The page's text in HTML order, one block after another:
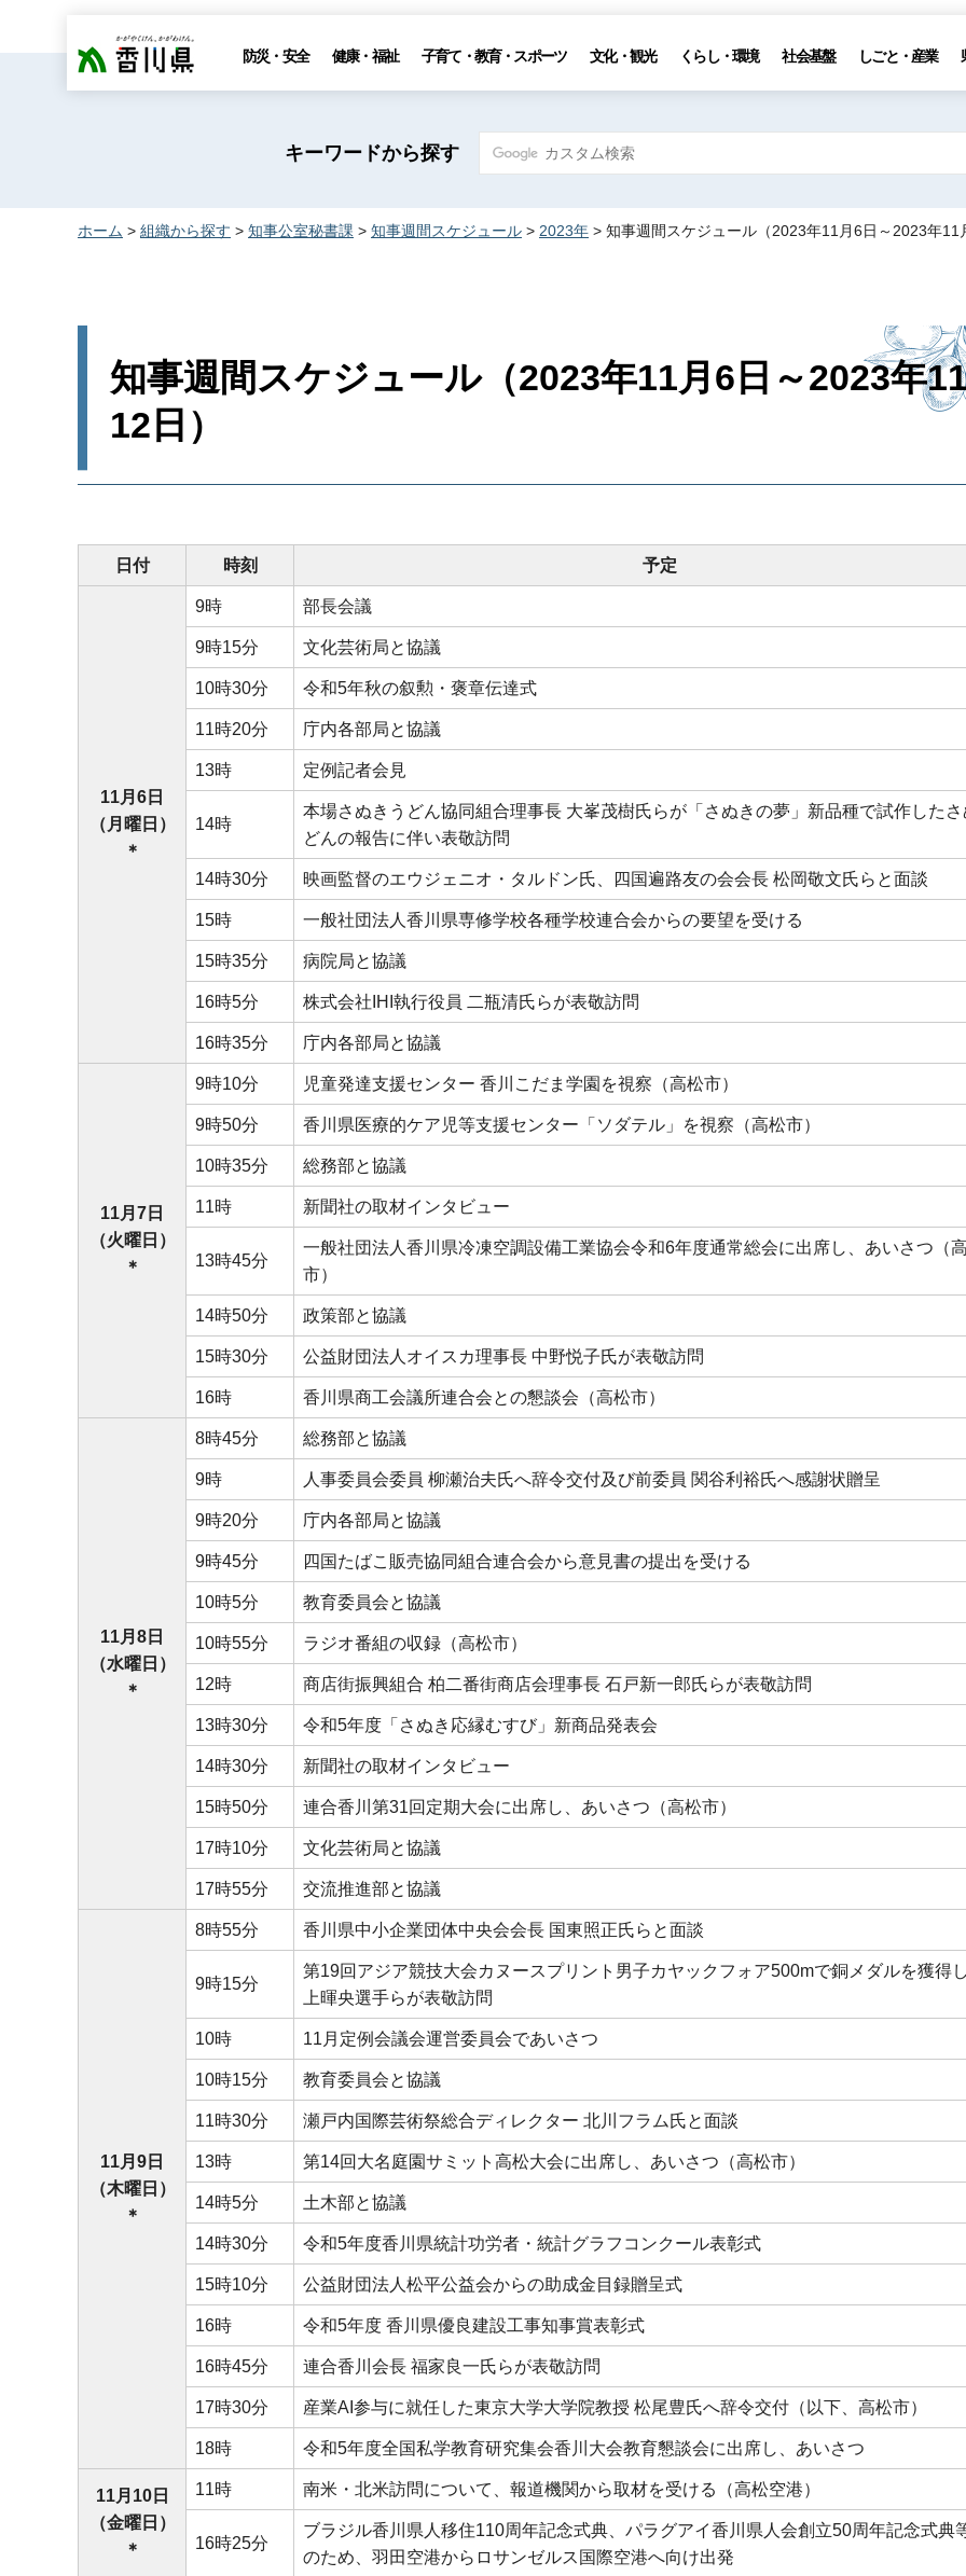
香川県 防災・安全 健康・福祉 子育て・教育・スポーツ 文化・観光 くらし・環境 社会基盤 しごと・産業
キーワードから探す
ホーム > 組織から探す > 知事公室秘書課 > 知事週間スケジュール > 2023年 > 知事週間スケジュール（2023年11月6日～2023年11
知事週間スケジュール（2023年11月6日～2023年
12日）
日付 時刻 予定
11月6日
（月曜日）
＊
9時 部長会議
9時15分 文化芸術局と協議
10時30分 令和5年秋の叙勲・褒章伝達式
11時20分 庁内各部局と協議
13時 定例記者会見
14時
本場さぬきうどん協同組合理事長 大峯茂樹氏らが「さぬきの夢」新品種で試作した
どんの報告に伴い表敬訪問
14時30分 映画監督のエウジェニオ・タルドン氏、四国遍路友の会会長 松岡敬文氏らと面談
15時 一般社団法人香川県専修学校各種学校連合会からの要望を受ける
15時35分 病院局と協議
16時5分 株式会社IHI執行役員 二瓶清氏らが表敬訪問
16時35分 庁内各部局と協議
11月7日
（火曜日）
＊
9時10分 児童発達支援センター 香川こだま学園を視察（高松市）
9時50分 香川県医療的ケア児等支援センター「ソダテル」を視察（高松市）
10時35分 総務部と協議
11時 新聞社の取材インタビュー
13時45分
一般社団法人香川県冷凍空調設備工業協会令和6年度通常総会に出席し、あいさつ（
市）
14時50分 政策部と協議
15時30分 公益財団法人オイスカ理事長 中野悦子氏が表敬訪問
16時 香川県商工会議所連合会との懇談会（高松市）
11月8日
（水曜日）
＊
8時45分 総務部と協議
9時 人事委員会委員 柳瀬治夫氏へ辞令交付及び前委員 関谷利裕氏へ感謝状贈呈
9時20分 庁内各部局と協議
9時45分 四国たばこ販売協同組合連合会から意見書の提出を受ける
10時5分 教育委員会と協議
10時55分 ラジオ番組の収録（高松市）
12時 商店街振興組合 柏二番街商店会理事長 石戸新一郎氏らが表敬訪問
13時30分 令和5年度「さぬき応縁むすび」新商品発表会
14時30分 新聞社の取材インタビュー
15時50分 連合香川第31回定期大会に出席し、あいさつ（高松市）
17時10分 文化芸術局と協議
17時55分 交流推進部と協議
11月9日
（木曜日）
＊
8時55分 香川県中小企業団体中央会会長 国東照正氏らと面談
9時15分
第19回アジア競技大会カヌースプリント男子カヤックフォア500mで銅メダルを獲得
上暉央選手らが表敬訪問
10時 11月定例会議会運営委員会であいさつ
10時15分 教育委員会と協議
11時30分 瀬戸内国際芸術祭総合ディレクター 北川フラム氏と面談
13時 第14回大名庭園サミット高松大会に出席し、あいさつ（高松市）
14時5分 土木部と協議
14時30分 令和5年度香川県統計功労者・統計グラフコンクール表彰式
15時10分 公益財団法人松平公益会からの助成金目録贈呈式
16時 令和5年度 香川県優良建設工事知事賞表彰式
16時45分 連合香川会長 福家良一氏らが表敬訪問
17時30分 産業AI参与に就任した東京大学大学院教授 松尾豊氏へ辞令交付（以下、高松市）
18時 令和5年度全国私学教育研究集会香川大会教育懇談会に出席し、あいさつ
11月10日
（金曜日）
＊
11時 南米・北米訪問について、報道機関から取材を受ける（高松空港）
16時25分
ブラジル香川県人移住110周年記念式典、パラグアイ香川県人会創立50周年記念式典
のため、羽田空港からロサンゼルス国際空港へ向け出発